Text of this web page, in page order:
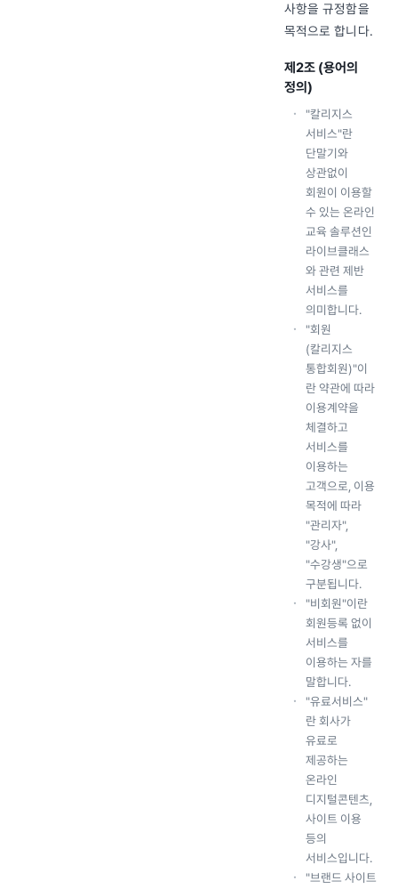
사항을 규정함을
목적으로 합니다.
제2조 (용어의
정의)
"칼리지스
서비스"란
단말기와
상관없이
회원이 이용할
수 있는 온라인
교육 솔루션인
라이브클래스
와 관련 제반
서비스를
의미합니다.
"회원
(칼리지스
통합회원)"이
란 약관에 따라
이용계약을
체결하고
서비스를
이용하는
고객으로, 이용
목적에 따라
"관리자",
"강사",
"수강생"으로
구분됩니다.
"비회원"이란
회원등록 없이
서비스를
이용하는 자를
말합니다.
"유료서비스"
란 회사가
유료로
제공하는
온라인
디지털콘텐츠,
사이트 이용
등의
서비스입니다.
"브랜드 사이트